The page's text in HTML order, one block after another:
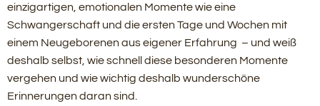
einzigartigen, emotionalen Momente wie eine
Schwangerschaft und die ersten Tage und Wochen mit
einem Neugeborenen aus eigener Erfahrung – und weiß
deshalb selbst, wie schnell diese besonderen Momente
vergehen und wie wichtig deshalb wunderschöne
Erinnerungen daran sind.